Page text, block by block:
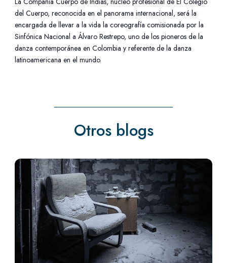
del Cuerpo, reconocida en el panorama internacional, será la
encargada de llevar a la vida la coreografía comisionada por la
Sinfónica Nacional a Álvaro Restrepo, uno de los pioneros de la
danza contemporánea en Colombia y referente de la danza
latinoamericana en el mundo.
Otros blogs